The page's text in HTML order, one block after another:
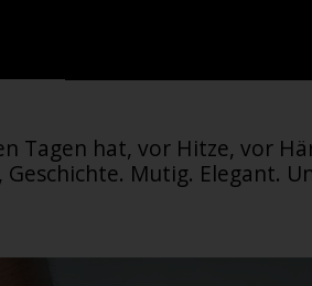
Tagen hat, vor Hitze, vor
Mutig. Elegant.